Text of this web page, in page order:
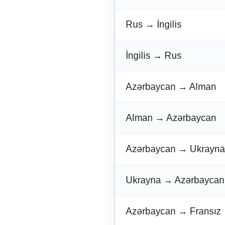
Rus → İngilis
İngilis → Rus
Azərbaycan → Alman
Alman → Azərbaycan
Azərbaycan → Ukrayna
Ukrayna → Azərbaycan
Azərbaycan → Fransız